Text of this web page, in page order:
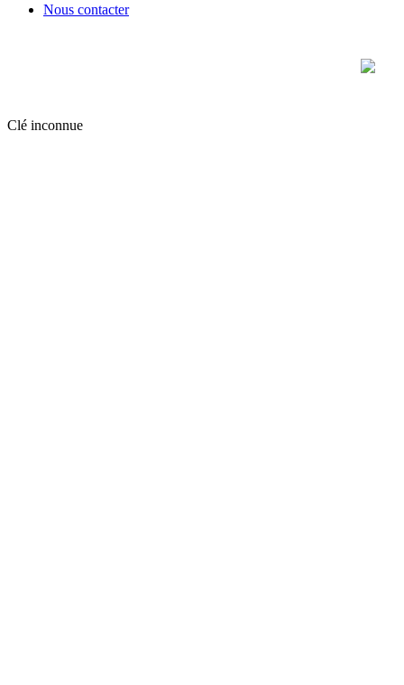
Nous contacter
Clé inconnue